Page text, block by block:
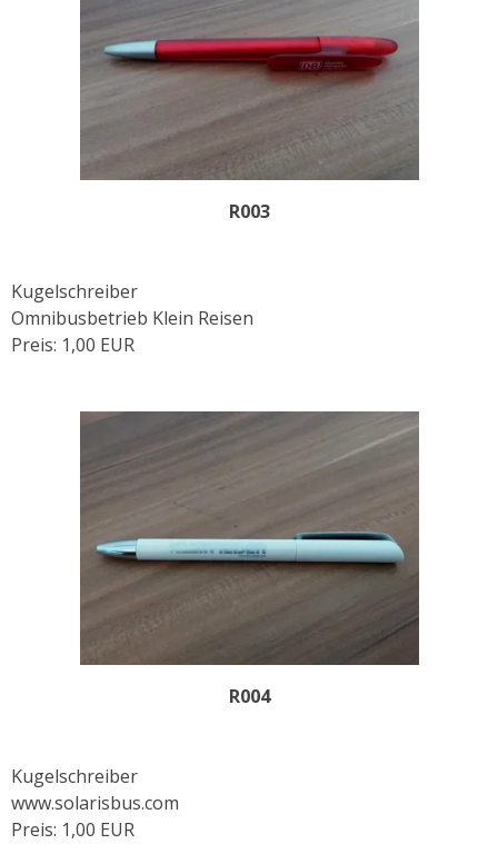
R003
Kugelschreiber
Omnibusbetrieb Klein Reisen
Preis: 1,00 EUR
R004
Kugelschreiber
www.solarisbus.com
Preis: 1,00 EUR